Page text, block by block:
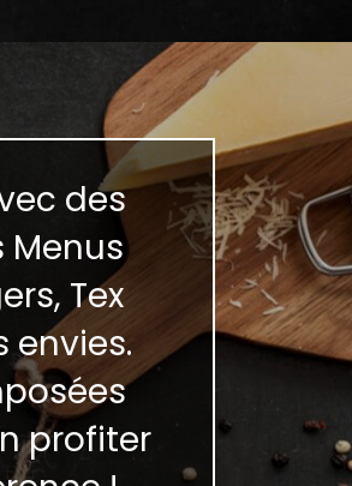
des
Tex
envies.
profiter